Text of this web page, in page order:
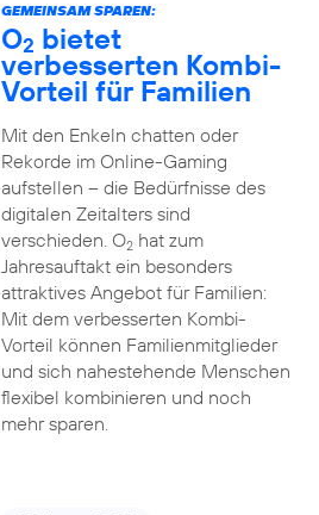
GEMEINSAM SPAREN:
O2 bietet
verbesserten Kombi-
Vorteil für Familien
Mit den Enkeln chatten oder
Rekorde im Online-Gaming
aufstellen – die Bedürfnisse des
digitalen Zeitalters sind
verschieden. O2hat zum
Jahresauftakt ein besonders
attraktives Angebot für Familien:
Mit dem verbesserten Kombi-
Vorteil können Familienmitglieder
und sich nahestehende Menschen
flexibel kombinieren und noch
mehr sparen.